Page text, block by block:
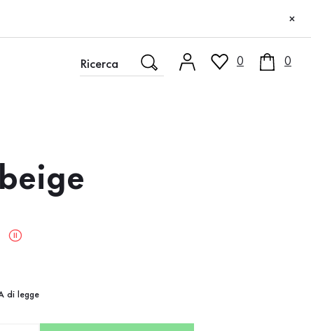
×
0 0
di legge